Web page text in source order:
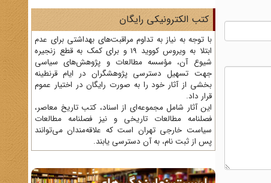
کتب الکترونیکی رایگان
با توجه به نیاز به تداوم مراقبت‌های بهداشتی برای عدم
ابتلا به ویروس کووید 19 و برای کمک به قطع زنجیره
شیوع آن، مؤسسه مطالعات و پژوهش‌های سیاسی
جهت تسهیل دسترسی پژوهشگران در ایام قرنطینه
بخشی از آثار خود را به صورت رایگان در اختیار عموم
قرار داد.
این آثار شامل مجموعه‌ای از اسناد، کتب تاریخ معاصر،
فصلنامه‌ مطالعات تاریخی و نیز فصلنامه مطالعات
سیاست خارجی تهران است که علاقه‌مندان می‌توانند
پس از ثبت نام، به آن دسترسی یابند.